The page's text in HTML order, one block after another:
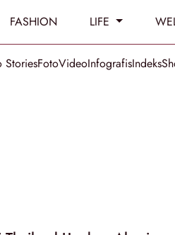
FASHION LIFE
StoriesFotoVideoInfografisIndeks